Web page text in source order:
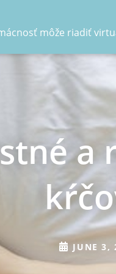
môže riadiť
a
JUNE 3,